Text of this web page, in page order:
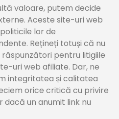
valoare, putem decide
Aceste site-uri web
lor de
Rețineți totuși că nu
pentru litigiile
uri web afiliate. Dar, ne
integritatea și calitatea
orice critică cu privire
un anumit link nu